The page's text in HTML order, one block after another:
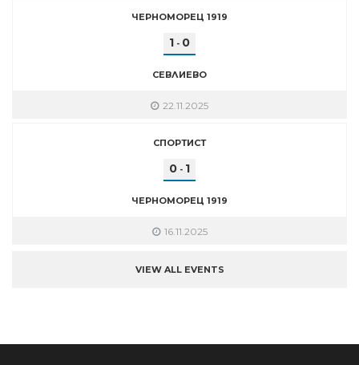
ЧЕРНОМОРЕЦ 1919
1 - 0
СЕВЛИЕВО
22.11.2025
СПОРТИСТ
0 - 1
ЧЕРНОМОРЕЦ 1919
16.11.2025
VIEW ALL EVENTS